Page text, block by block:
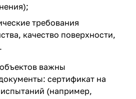
требования
качество поверхности,
важны
сертификат на
(например,